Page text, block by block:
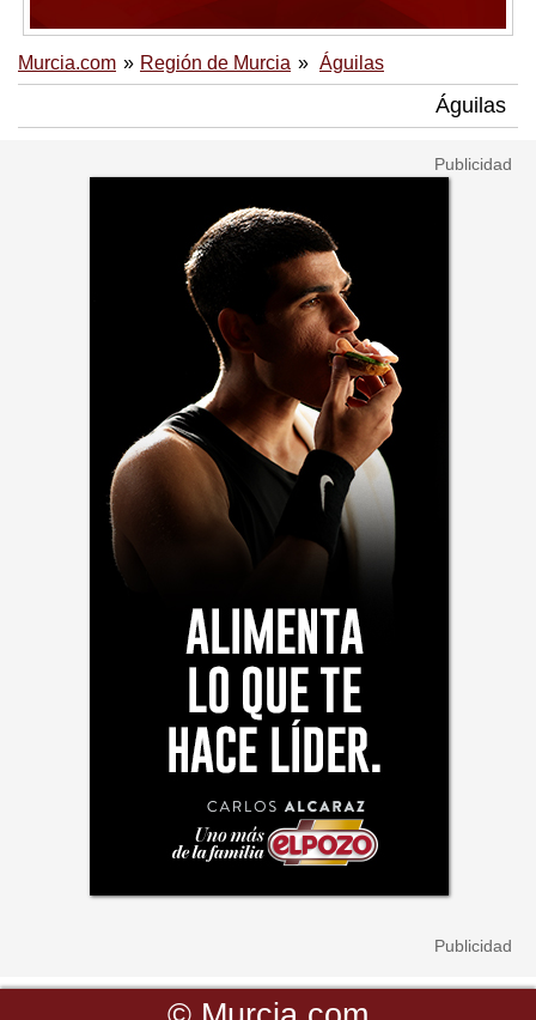
Murcia.com Región de Murcia Águilas
Águilas